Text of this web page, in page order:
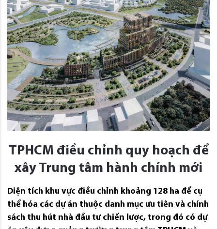
TPHCM điều chỉnh quy hoạch để
xây Trung tâm hành chính mới
Diện tích khu vực điều chỉnh khoảng 128 ha để cụ
thể hóa các dự án thuộc danh mục ưu tiên và chính
sách thu hút nhà đầu tư chiến lược, trong đó có dự